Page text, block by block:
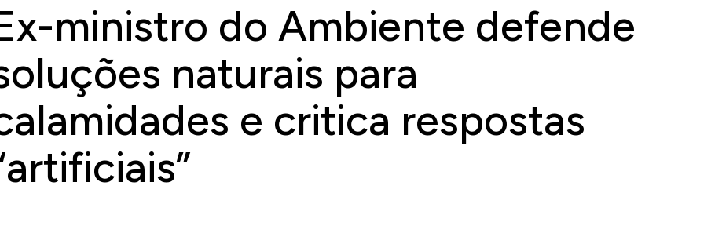
ministro do Ambiente defende
naturais para
e critica respostas